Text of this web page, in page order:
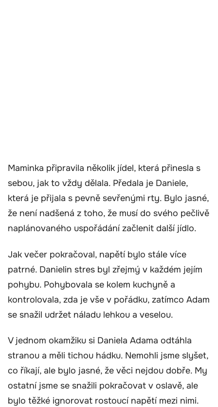
Maminka připravila několik jídel, která přinesla s
sebou, jak to vždy dělala. Předala je Daniele,
která je přijala s pevně sevřenými rty. Bylo jasné,
že není nadšená z toho, že musí do svého pečlivě
naplánovaného uspořádání začlenit další jídlo.
Jak večer pokračoval, napětí bylo stále více
patrné. Danielin stres byl zřejmý v každém jejím
pohybu. Pohybovala se kolem kuchyně a
kontrolovala, zda je vše v pořádku, zatímco Adam
se snažil udržet náladu lehkou a veselou.
V jednom okamžiku si Daniela Adama odtáhla
stranou a měli tichou hádku. Nemohli jsme slyšet,
co říkají, ale bylo jasné, že věci nejdou dobře. My
ostatní jsme se snažili pokračovat v oslavě, ale
bylo těžké ignorovat rostoucí napětí mezi nimi.